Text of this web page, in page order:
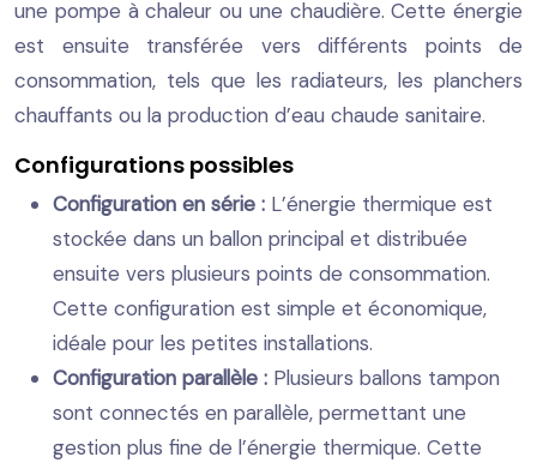
une pompe à chaleur ou une chaudière. Cette énergie
est ensuite transférée vers différents points de
consommation, tels que les radiateurs, les planchers
chauffants ou la production d’eau chaude sanitaire.
Configurations possibles
Configuration en série : L’énergie thermique est
stockée dans un ballon principal et distribuée
ensuite vers plusieurs points de consommation.
Cette configuration est simple et économique,
idéale pour les petites installations.
Configuration parallèle : Plusieurs ballons tampon
sont connectés en parallèle, permettant une
gestion plus fine de l’énergie thermique. Cette